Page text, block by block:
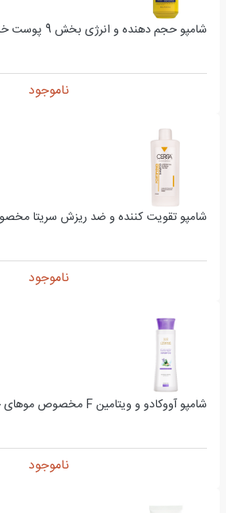
شامپو حجم دهنده و انرژی بخش 9 پوست خشک و حساس
ناموجود
شامپو تقویت کننده و ضد ریزش سریتا
ناموجود
شامپو آووکادو و ویتامین F مخصوص موهای خشک
ناموجود